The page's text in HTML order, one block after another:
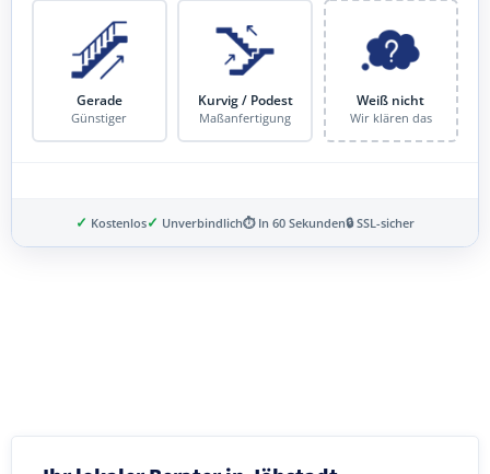
Gerade
Günstiger
Kurvig / Podest
Maßanfertigung
Weiß nicht
Wir klären das
✓ Kostenlos✓ Unverbindlich⏱ In 60 Sekunden🔒 SSL-sicher